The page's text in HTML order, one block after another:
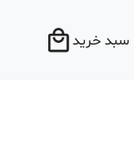
سبد خرید